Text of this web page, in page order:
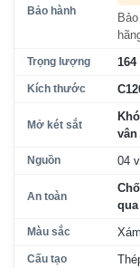
Bảo hành
Trọng lượng 164
Kích thước
Mở két sắt
Nguồn 04
An toàn
Màu sắc
Cấu tạo